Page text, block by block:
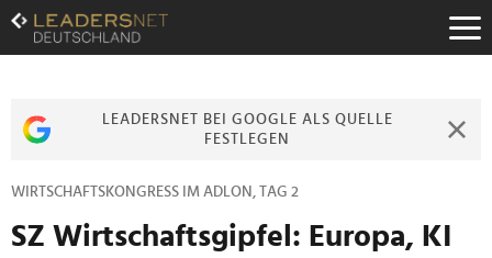
Zum
Inhalt
Zur
Zur
LEADERSNET BEI GOOGLE ALS QUELLE
FESTLEGEN
WIRTSCHAFTSKONGRESS IM ADLON, TAG 2
SZ Wirtschaftsgipfel: Europa, KI